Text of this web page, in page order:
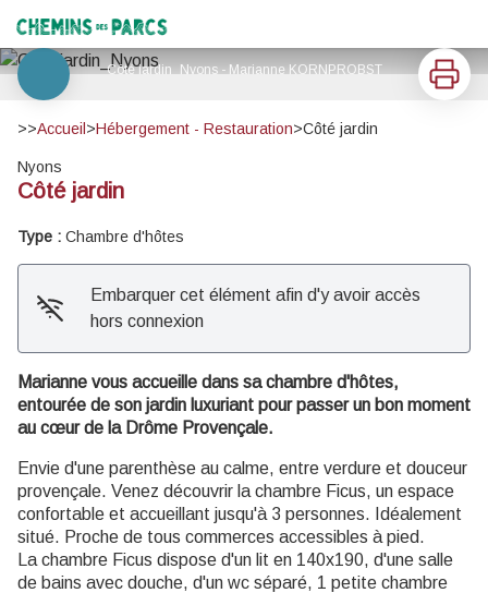
Chemins des Parcs
Côté jardin_Nyons - Marianne KORNPROBST
Voir l'image en plein écran
Imprimer
>>Accueil >Hébergement - Restauration>Côté jardin
Nyons
Côté jardin
Type : Chambre d'hôtes
Embarquer cet élément afin d'y avoir accès
hors connexion
Marianne vous accueille dans sa chambre d'hôtes,
entourée de son jardin luxuriant pour passer un bon moment
au cœur de la Drôme Provençale.
Envie d'une parenthèse au calme, entre verdure et douceur
provençale. Venez découvrir la chambre Ficus, un espace
confortable et accueillant jusqu'à 3 personnes. Idéalement
situé. Proche de tous commerces accessibles à pied.
La chambre Ficus dispose d'un lit en 140x190, d'une salle
de bains avec douche, d'un wc séparé, 1 petite chambre